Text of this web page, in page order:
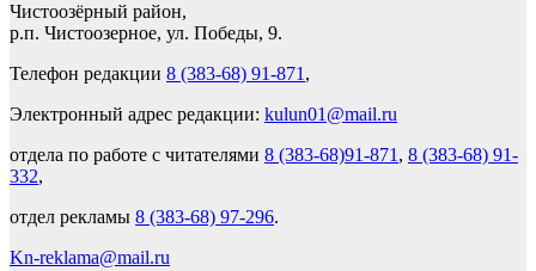
Чистоозёрный район,
р.п. Чистоозерное, ул. Победы, 9.
Телефон редакции 8 (383-68) 91-871 ,
Электронный адрес редакции: kulun01@mail.ru
отдела по работе с читателями 8 (383-68)91-871 , 8 (383-68) 91-
332,
отдел рекламы 8 (383-68) 97-296.
Kn-reklama@mail.ru